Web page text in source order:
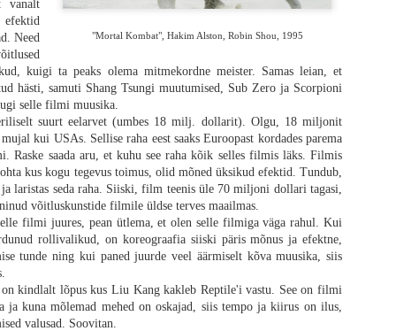
"Mortal Kombat", Hakim Alston, Robin Shou, 1995
vanalt
Need
kuigi ta peaks olema mitmekordne meister. Samas leian, et
hästi, samuti Shang Tsungi muutumised, Sub Zero ja Scorpioni
selle filmi muusika.
suurt eelarvet (umbes 18 milj. dollarit). Olgu, 18 miljonit
kui USAs. Sellise raha eest saaks Euroopast kordades parema
Raske saada aru, et kuhu see raha kõik selles filmis läks. Filmis
kus kogu tegevus toimus, olid mõned üksikud efektid. Tundub,
ja laristas seda raha. Siiski, film teenis üle 70 miljoni dollari tagasi,
võitluskunstide filmile üldse terves maailmas.
filmi juures, pean ütlema, et olen selle filmiga väga rahul. Kui
rollivalikud, on koreograafia siiski päris mõnus ja efektne,
tunde ning kui paned juurde veel äärmiselt kõva muusika, siis
kindlalt lõpus kus Liu Kang kakleb Reptile'i vastu. See on filmi
ja kuna mõlemad mehed on oskajad, siis tempo ja kiirus on ilus,
valusad. Soovitan.